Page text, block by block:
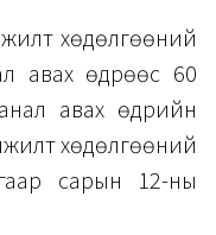
хөдөлгөөний
авах өдрөөс 60
авах өдрийн
хөдөлгөөний
сарын 12-ны